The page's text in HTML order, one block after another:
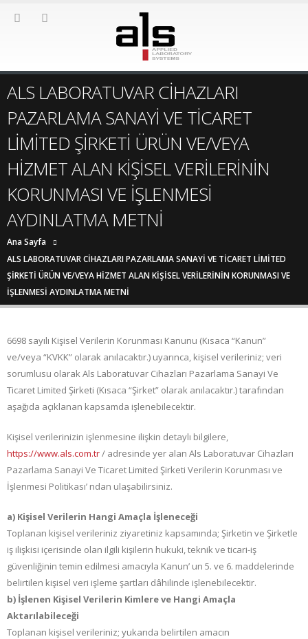
ALS LABORATUVAR CİHAZLARI
PAZARLAMA SANAYİ VE TİCARET
LİMİTED ŞİRKETİ ÜRÜN VE/VEYA
HİZMET ALAN KİŞİSEL VERİLERİNİN
KORUNMASI VE İŞLENMESİ
AYDINLATMA METNİ
Ana Sayfa
ALS LABORATUVAR CİHAZLARI PAZARLAMA SANAYİ VE TİCARET LİMİTED
ŞİRKETİ ÜRÜN VE/VEYA HİZMET ALAN KİŞİSEL VERİLERİNİN KORUNMASI VE
İŞLENMESİ AYDINLATMA METNİ
6698 sayılı Kişisel Verilerin Korunması Kanunu (Kısaca “Kanun”
ve/veya “KVKK” olarak anılacaktır.) uyarınca, kişisel verileriniz; veri
sorumlusu olarak Als Laboratuvar Cihazları Pazarlama Sanayi Ve
Ticaret Limited Şirketi (Kısaca “Şirket” olarak anılacaktır.) tarafından
aşağıda açıklanan kapsamda işlenebilecektir.
Kişisel verilerinizin işlenmesine ilişkin detaylı bilgilere,
https://www.als.com.tr/ adresinde yer alan Als Laboratuvar Cihazları
Pazarlama Sanayi Ve Ticaret Limited Şirketi Verilerin Korunması ve
İşlenmesi Politikası’ ndan ulaşabilirsiniz.
a) Kişisel Verilerin Hangi Amaçla İşleneceği
Toplanan kişisel verileriniz ziyaretiniz kapsamında; Şirketin ve Şirketle
iş ilişkisi içerisinde olan ilgili kişilerin hukuki, teknik ve ticari-iş
güvenliğinin temin edilmesi amacıyla Kanun’ un 5. ve 6. maddelerinde
belirtilen kişisel veri işleme şartları dâhilinde işlenebilecektir.
b) İşlenen Kişisel Verilerin Kimlere ve Hangi Amaçla
Aktarılabileceği
Toplanan kişisel verileriniz; yukarıda belirtilen amacın